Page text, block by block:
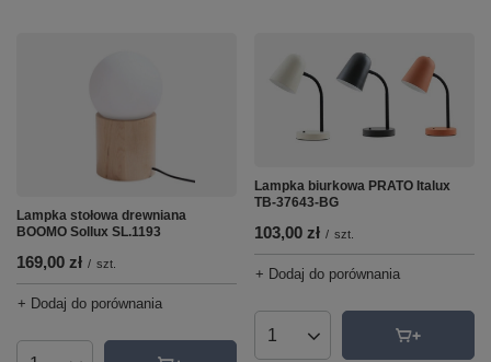
Lampka stołowa drewniana
BOOMO Sollux SL.1193
169,00 zł / szt.
+ Dodaj do porównania
Lampka biurkowa PRATO Italux
TB-37643-BG
103,00 zł / szt.
+ Dodaj do porównania
Ilość produktów